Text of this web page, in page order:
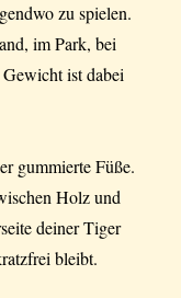
zu spielen.
im Park, bei
ist dabei
gummierte Füße.
Holz und
deiner Tiger
bleibt.